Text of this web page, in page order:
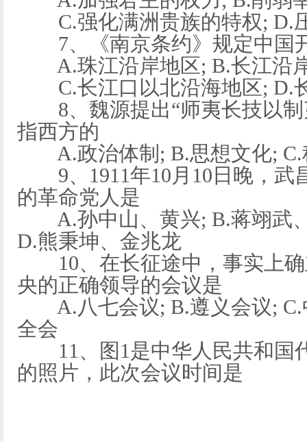
C.强化满洲贵族的特权; D.
7、《南京条约》规定中国
A.珠江沿岸地区; B.长江沿
C.长江口以北沿海地区; D.
8、魏源提出“师夷长技以制
指西方的
A.政治体制; B.思想文化; C.
9、1911年10月10日晚，武
的革命党人是
A.孙中山、黄兴; B.蒋翊武
D.熊秉坤、金兆龙
10、在长征途中，事实上确
央的正确领导的会议是
A.八七会议; B.遵义会议; C.
全会
11、图1是中华人民共和国
的照片，此次会议时间是